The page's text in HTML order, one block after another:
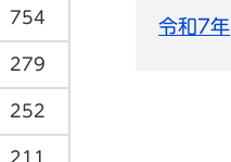
754
279
252
211
令和7年